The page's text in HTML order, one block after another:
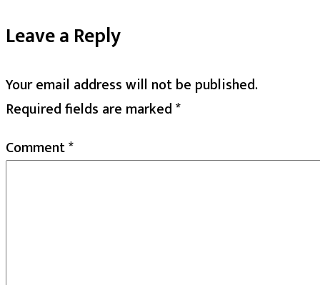
Leave a Reply
Your email address will not be published.
Required fields are marked*
Comment*